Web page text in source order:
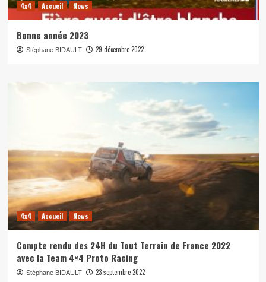
4x4 Accueil News
Bonne année 2023
Stéphane BIDAULT 29 décembre 2022
4x4 Accueil News
Compte rendu des 24H du Tout Terrain de France 2022
avec la Team 4×4 Proto Racing
Stéphane BIDAULT 23 septembre 2022